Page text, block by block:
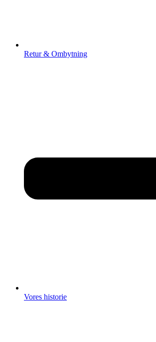
Retur & Ombytning
Vores historie